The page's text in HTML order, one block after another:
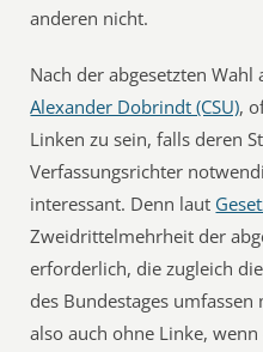
anderen nicht.
Nach der abgesetzten
Alexander Dobrindt (CSU),
Linken zu sein, falls deren
Verfassungsrichter
interessant. Denn laut
Zweidrittelmehrheit der
erforderlich, die zugleich
des Bundestages umfassen
also auch ohne Linke,